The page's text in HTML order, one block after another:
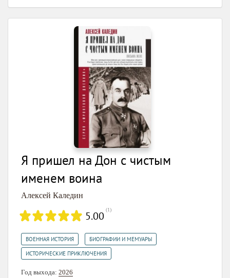
Я пришел на Дон с чистым
именем воина
Алексей Каледин
5.00 (1)
ВОЕННАЯ ИСТОРИЯ БИОГРАФИИ И МЕМУАРЫ
ИСТОРИЧЕСКИЕ ПРИКЛЮЧЕНИЯ
Год выхода: 2026